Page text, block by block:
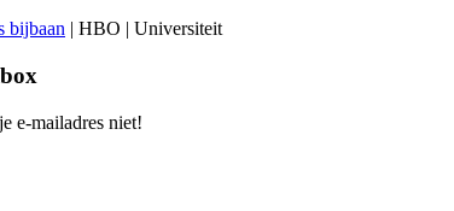
bijbaan | HBO | Universiteit
e-mailadres niet!